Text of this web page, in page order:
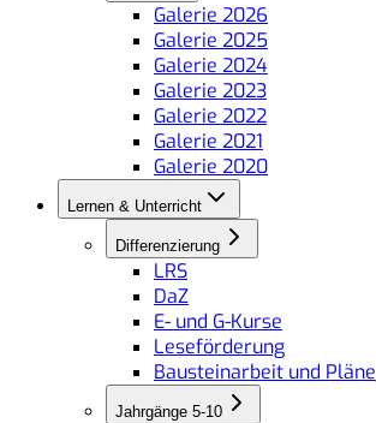
Galerie 2026
Galerie 2025
Galerie 2024
Galerie 2023
Galerie 2022
Galerie 2021
Galerie 2020
Lernen & Unterricht
Differenzierung
LRS
DaZ
E- und G-Kurse
Leseförderung
Bausteinarbeit und Pläne
Jahrgänge 5-10